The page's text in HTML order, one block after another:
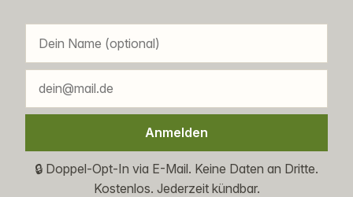
Anmelden
🔒 Doppel-Opt-In via E-Mail. Keine Daten an Dritte.
Kostenlos. Jederzeit kündbar.